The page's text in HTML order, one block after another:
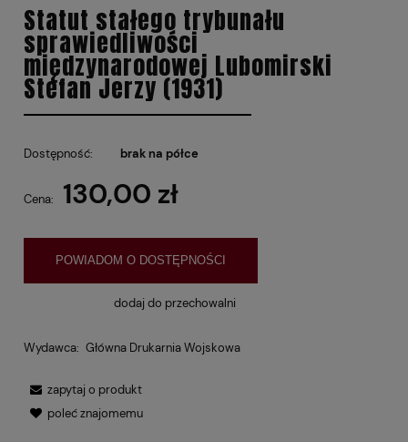
Statut stałego trybunału
sprawiedliwości
międzynarodowej Lubomirski
Stefan Jerzy (1931)
Dostępność: brak na półce
Cena: 130,00 zł
POWIADOM O DOSTĘPNOŚCI
dodaj do przechowalni
Wydawca: Główna Drukarnia Wojskowa
zapytaj o produkt
poleć znajomemu